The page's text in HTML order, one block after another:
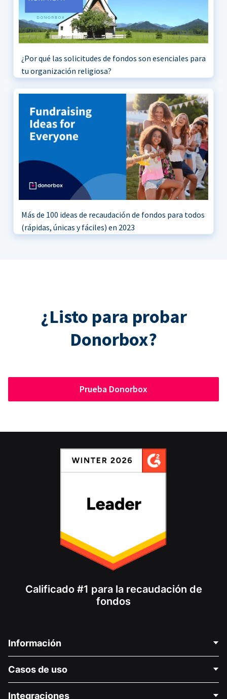
¿Por qué las solicitudes de fondos son esenciales para
tu organización religiosa?
Más de 100 ideas de recaudación de fondos para todos
(rápidas, únicas y fáciles) en 2023
¿Listo para probar
Donorbox?
Prueba Donorbox
Calificado #1 para la recaudación de
fondos
Información
Acerca de nosotros
Casos de uso
Integraciones